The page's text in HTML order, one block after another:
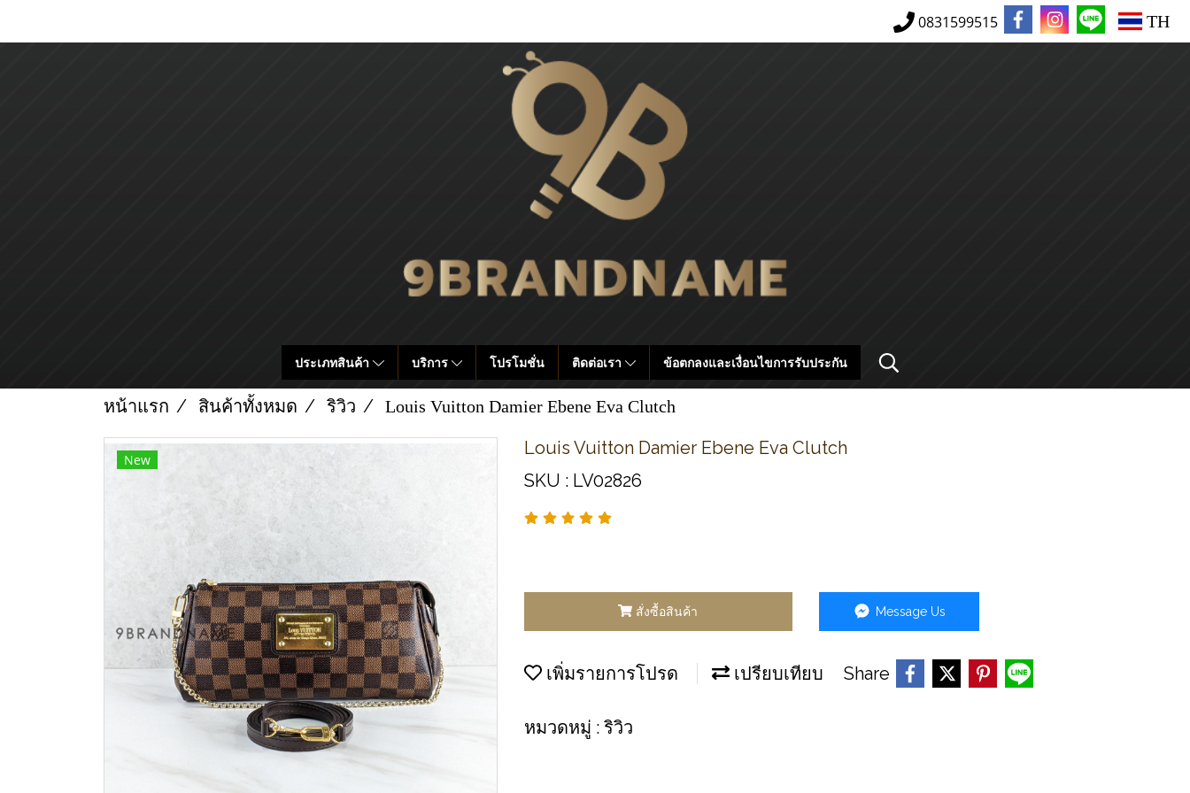
0831599515 TH
ประเภทสินค้า บริการ โปรโมชั่น ติดต่อเรา ข้อตกลงและเงื่อนไขการรับประกัน
หน้าแรก สินค้าทั้งหมด ริวิว Louis Vuitton Damier Ebene Eva Clutch
New
Louis Vuitton Damier Ebene Eva Clutch
SKU : LV02826
สั่งซื้อสินค้า Message Us
เพิ่มรายการโปรด เปรียบเทียบ Share
หมวดหมู่ : ริวิว